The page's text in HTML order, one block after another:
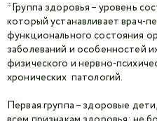
*Группа здоровья – уровень
который устанавливает врач-
функционального состояния
заболеваний и особенностей
физического и нервно-
хронических патологий.
Первая группа – здоровые